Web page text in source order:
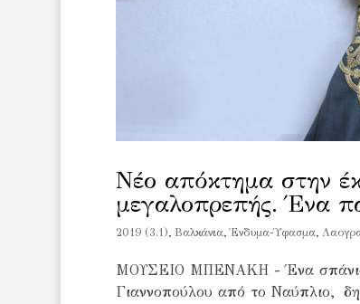
Νέο απόκτημα στην
μεγαλοπρεπής. Ένα
2019 (3.1), Βαλκάνια,Ένδυμα-Ύφασμα,
ΜΟΥΣΕΙΟ ΜΠΕΝΑΚΗ - Ένα σπάνιο
Γιαννοπούλου από το Ναύπλιο,